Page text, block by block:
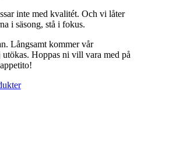
inte med kvalitét. Och vi låter
i säsong, stå i fokus.
Långsamt kommer vår
Hoppas ni vill vara med på